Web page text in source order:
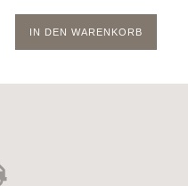
IN DEN WARENKORB